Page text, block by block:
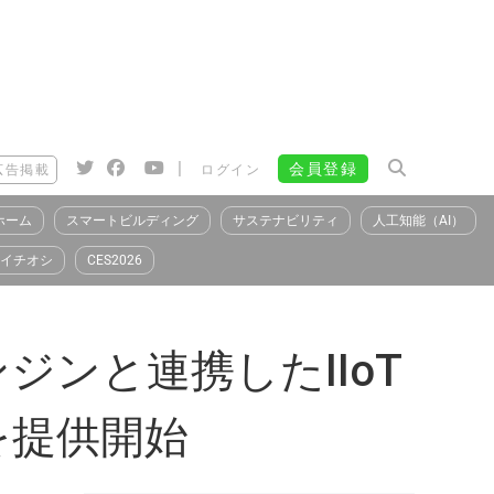
告掲載 | ログイン 会員登録
ーム スマートビルディング サステナビリティ 人工知能（AI）
イチオシ CES2026
ンと連携したIIoT
供開始